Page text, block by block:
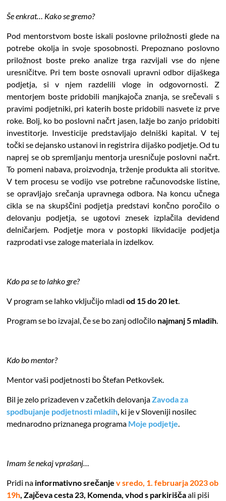
Še enkrat… Kako se gremo?
Pod mentorstvom boste iskali poslovne priložnosti glede na
potrebe okolja in svoje sposobnosti. Prepoznano poslovno
priložnost boste preko analize trga razvijali vse do njene
uresničitve. Pri tem boste osnovali upravni odbor dijaškega
podjetja, si v njem razdelili vloge in odgovornosti. Z
mentorjem boste pridobili manjkajoča znanja, se srečevali s
pravimi podjetniki, pri katerih boste pridobili nasvete iz prve
roke. Bolj, ko bo poslovni načrt jasen, lažje bo zanjo pridobiti
investitorje. Investicije predstavljajo delniški kapital. V tej
točki se dejansko ustanovi in registrira dijaško podjetje. Od tu
naprej se ob spremljanju mentorja uresničuje poslovni načrt.
To pomeni nabava, proizvodnja, trženje produkta ali storitve.
V tem procesu se vodijo vse potrebne računovodske listine,
se opravljajo srečanja upravnega odbora. Na koncu učnega
cikla se na skupščini podjetja predstavi končno poročilo o
delovanju podjetja, se ugotovi znesek izplačila devidend
delničarjem. Podjetje mora v postopki likvidacije podjetja
razprodati vse zaloge materiala in izdelkov.
Kdo pa se to lahko gre?
V program se lahko vključijo mladiod 15 do 20 let.
Program se bo izvajal, če se bo zanj odločilo najmanj 5 mladih.
Kdo bo mentor?
Mentor vaši podjetnosti bo Štefan Petkovšek.
Bil je zelo prizadeven v začetkih delovanjaZavoda za
spodbujanje podjetnosti mladih, ki je v Sloveniji nosilec
mednarodno priznanega programa Moje podjetje.
Imam še nekaj vprašanj…
Pridi na informativno srečanjev sredo, 1. februarja 2023 ob
19h, Zajčeva cesta 23, Komenda, vhod s parkiriščaali piši